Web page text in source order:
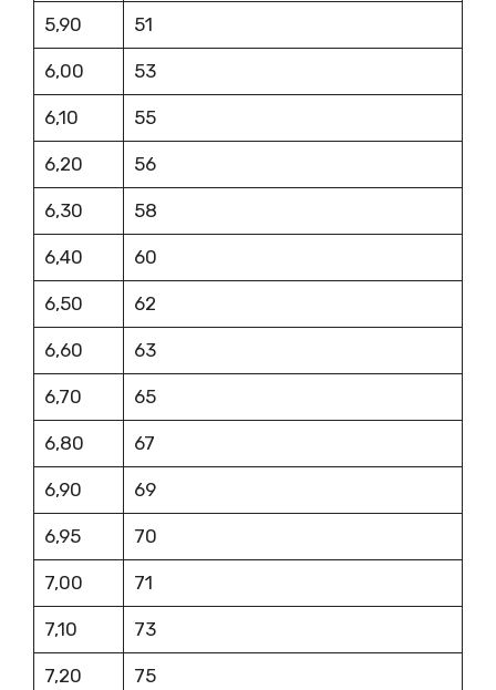
5,90 51
6,00 53
6,10 55
6,20 56
6,30 58
6,40 60
6,50 62
6,60 63
6,70 65
6,80 67
6,90 69
6,95 70
7,00 71
7,10 73
7,20 75